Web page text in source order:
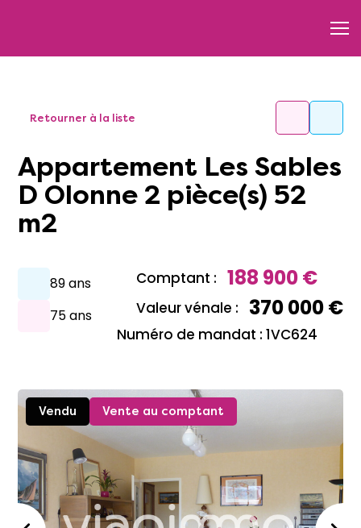
Retourner à la liste
Appartement Les Sables
D Olonne 2 pièce(s) 52
m2
89 ans
75 ans
Comptant : 188 900 €
Valeur vénale : 370 000 €
Numéro de mandat : 1VC624
Vendu Vente au comptant